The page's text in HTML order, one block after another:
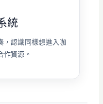
統
，認識同樣想進入咖
作資源。